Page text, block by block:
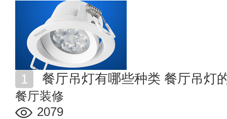
餐厅吊灯有哪些种类 餐厅吊灯
餐厅装修
2079